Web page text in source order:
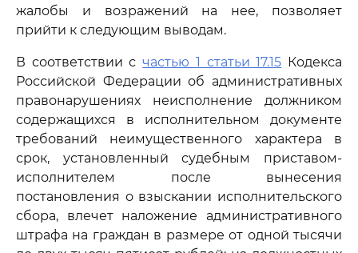
жалобы и возражений на нее, позволяет
прийти к следующим выводам.
В соответствии счастью 1 статьи 17.15 Кодекса
Российской Федерации об административных
правонарушениях неисполнение должником
содержащихся в исполнительном документе
требований неимущественного характера в
срок, установленный судебным приставом-
исполнителем после вынесения
постановления о взыскании исполнительского
сбора, влечет наложение административного
штрафа на граждан в размере от одной тысячи